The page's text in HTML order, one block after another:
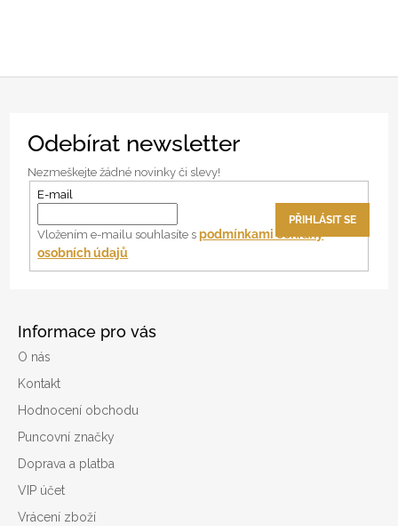
Informace pro vás
O nás
Kontakt
Hodnocení obchodu
Puncovní značky
Doprava a platba
VIP účet
Vrácení zboží
Odebírat newsletter
Nezmeškejte žádné novinky či slevy!
E-mail
Vložením e-mailu souhlasíte spodmínkami ochrany
osobních údajů
PŘIHLÁSIT SE